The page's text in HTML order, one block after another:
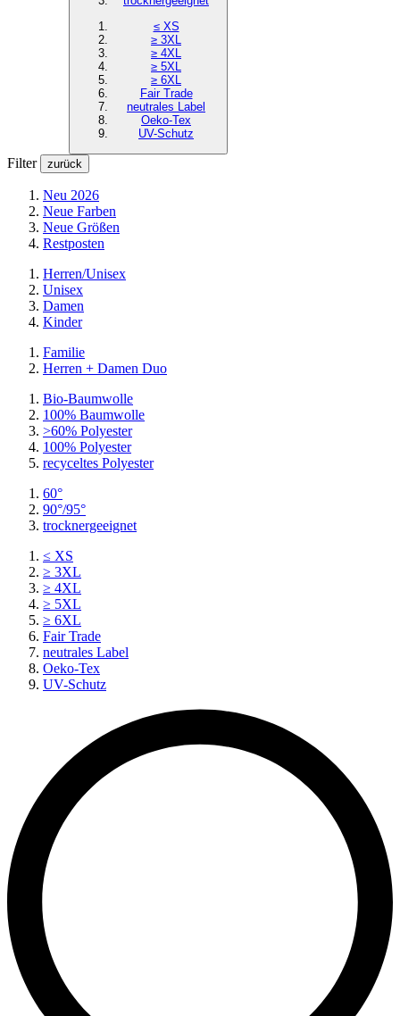
≤ XS
≥ 3XL
≥ 4XL
≥ 5XL
≥ 6XL
Fair Trade
neutrales Label
Oeko-Tex
UV-Schutz
Filter zurück
Neu 2026
Neue Farben
Neue Größen
Restposten
Herren/Unisex
Unisex
Damen
Kinder
Familie
Herren + Damen Duo
Bio-Baumwolle
100% Baumwolle
>60% Polyester
100% Polyester
recyceltes Polyester
60°
90°/95°
trocknergeeignet
≤ XS
≥ 3XL
≥ 4XL
≥ 5XL
≥ 6XL
Fair Trade
neutrales Label
Oeko-Tex
UV-Schutz